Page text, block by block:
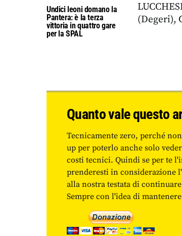
Undici leoni domano la
Pantera: è la terza
vittoria in quattro gare
per la SPAL
(Degeri),
Quanto vale questo
Tecnicamente zero, perché
up per poterlo anche solo
costi tecnici. Quindi se per te
prenderesti in considerazione
alla nostra testata di
Sempre con l'idea di